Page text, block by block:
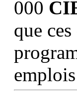
000
que
emplois